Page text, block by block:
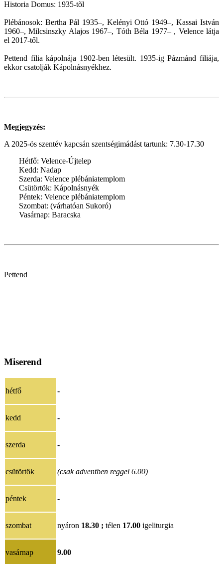
Historia Domus: 1935-tõl
Plébánosok: Bertha Pál 1935–, Kelényi Ottó 1949–, Kassai István
1960–, Milcsinszky Alajos 1967–, Tóth Béla 1977– , Velence látja
el 2017-től.
Pettend filia kápolnája 1902-ben létesült. 1935-ig Pázmánd filiája,
ekkor csatolják Kápolnásnyékhez.
Megjegyzés:
A 2025-ös szentév kapcsán szentségimádást tartunk: 7.30-17.30
Hétfő: Velence-Újtelep
Kedd: Nadap
Szerda: Velence plébániatemplom
Csütörtök: Kápolnásnyék
Péntek: Velence plébániatemplom
Szombat: (várhatóan Sukoró)
Vasárnap: Baracska
Pettend
Miserend
hétfő -
kedd -
szerda -
csütörtök (csak adventben reggel 6.00)
péntek -
szombat nyáron 18.30 ; télen 17.00 igeliturgia
vasárnap 9.00